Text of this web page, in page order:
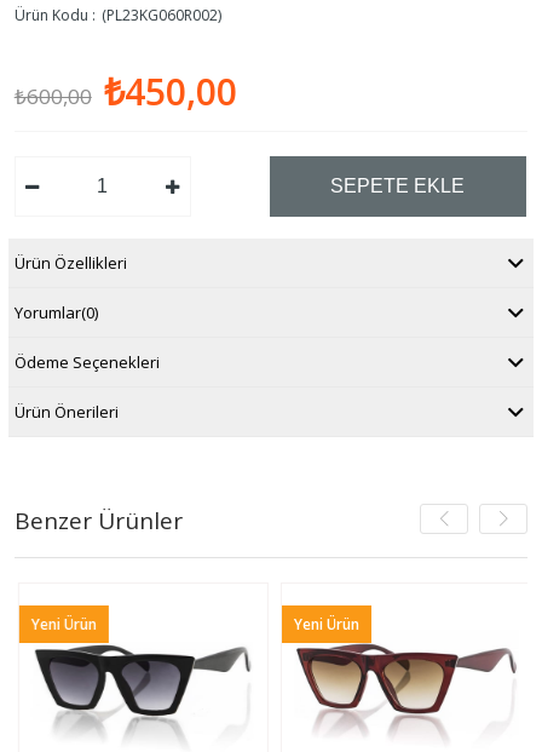
(PL23KG060R002)
₺600,00 ₺450,00
Ürün Özellikleri
Yorumlar(0)
Ödeme Seçenekleri
Ürün Önerileri
Benzer Ürünler
Yeni Ürün Yeni Ürün